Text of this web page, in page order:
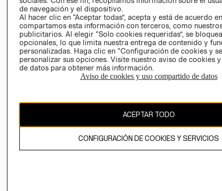
Ecuador ($)
CAMBIAR REGIÓN
propiedad de H&M Hennes & Mauritz AB.
de navegación y el dispositivo.
Al hacer clic en “Aceptar todas”, acepta y está de acuerdo
compartamos esta información con terceros, como
publicitarios. Al elegir “Solo cookies requeridas”, se
opcionales, lo que limita nuestra entrega de contenido y
personalizadas. Haga clic en “Configuración de cookies y
personalizar sus opciones. Visite nuestro aviso de cookies
de datos para obtener más información.
Aviso de cookies y uso compartido de datos
ACEPTAR TODO
CONFIGURACIÓN DE COOKIES Y SERVICIOS